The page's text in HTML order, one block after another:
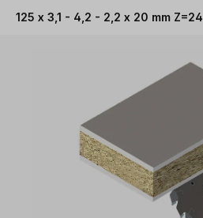
125 x 3,1 - 4,2 - 2,2 x 20 mm Z=24